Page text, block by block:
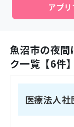
アプ
魚沼市の夜間
ク一覧【6件】
医療法人